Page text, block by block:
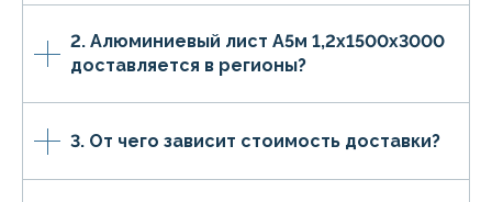
2. Алюминиевый лист А5м 1,2х1500х3000
доставляется в регионы?
3. От чего зависит стоимость доставки?